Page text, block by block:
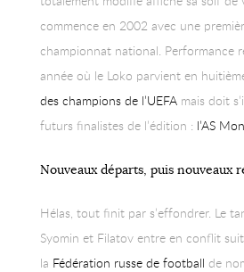
commence en 2002 avec une
championnat national. Performance
année où le Loko parvient en
des champions de l’UEFAmais doit
futurs finalistes de l’édition : l’AS
Nouveaux départs, puis nouveaux
Hélas, tout finit par s’effondrer. Le
Syomin et Filatov entre en conflit
la Fédération russe de football de